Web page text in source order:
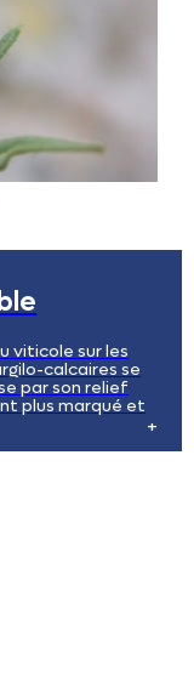
viticole sur les
calcaires se
par son relief
plus marqué et
en argile et en